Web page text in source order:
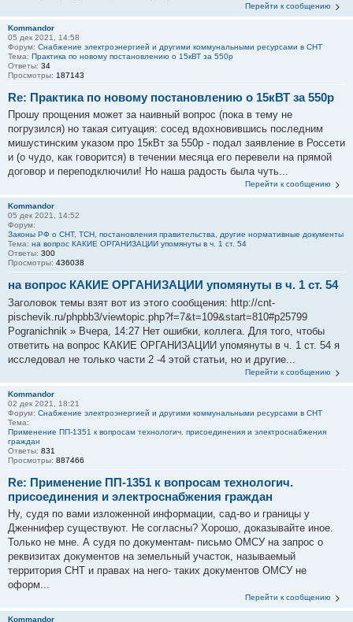
Перейти к сообщению
Kommandor
05 дек 2021, 14:58
Форум: Снабжение электроэнергией и другими коммунальными ресурсами в СНТ
Тема: Практика по новому постановлению о 15кВТ за 550р
Ответы: 34
Просмотры: 187143
Re: Практика по новому постановлению о 15кВТ за 550р
Прошу прощения может за наивный вопрос (пока в тему не
погрузился) но такая ситуация: сосед вдохновившись последним
мишустинским указом про 15кВт за 550р - подал заявление в Россети
и (о чудо, как говорится) в течении месяца его перевели на прямой
договор и переподключили! Но наша радость была чуть...
Перейти к сообщению
Kommandor
05 дек 2021, 14:52
Форум:
Законы РФ о СНТ, ТСН, постановления правительства, другие нормативные документы
Тема: на вопрос КАКИЕ ОРГАНИЗАЦИИ упомянуты в ч. 1 ст. 54
Ответы: 300
Просмотры: 436038
на вопрос КАКИЕ ОРГАНИЗАЦИИ упомянуты в ч. 1 ст. 54
Заголовок темы взят вот из этого сообщения: http://cnt-
pischevik.ru/phpbb3/viewtopic.php?f=7&t=109&start=810#p25799
Pogranichnik » Вчера, 14:27 Нет ошибки, коллега. Для того, чтобы
ответить на вопрос КАКИЕ ОРГАНИЗАЦИИ упомянуты в ч. 1 ст. 54 я
исследовал не только части 2 -4 этой статьи, но и другие...
Перейти к сообщению
Kommandor
02 дек 2021, 18:21
Форум: Снабжение электроэнергией и другими коммунальными ресурсами в СНТ
Тема:
Применение ПП-1351 к вопросам технологич. присоединения и электроснабжения
граждан
Ответы: 831
Просмотры: 887466
Re: Применение ПП-1351 к вопросам технологич.
присоединения и электроснабжения граждан
Ну, судя по вами изложенной информации, сад-во и границы у
Дженнифер существуют. Не согласны? Хорошо, доказывайте иное.
Только не мне. А судя по документам- письмо ОМСУ на запрос о
реквизитах документов на земельный участок, называемый
территория СНТ и правах на него- таких документов ОМСУ не
оформ...
Перейти к сообщению
Kommandor